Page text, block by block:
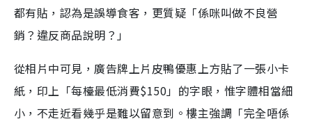
都有貼，認為是誤導食客，更質疑「係咪叫做不良營
銷？違反商品說明？」
從相片中可見，廣告牌上片皮鴨優惠上方貼了一張小卡
紙，印上「每檯最低消費$150」的字眼，惟字體相當細
小，不走近看幾乎是難以留意到。樓主強調「完全唔係